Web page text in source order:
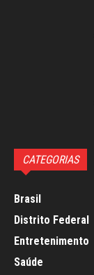
CATEGORIAS
Brasil
Distrito Federal
Entretenimento
Saúde